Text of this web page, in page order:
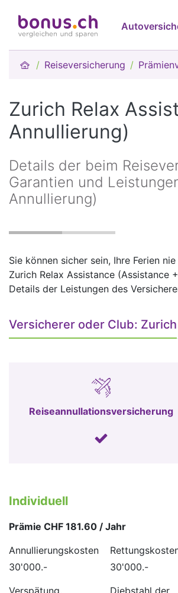
Reiseversicherung
Zurich Relax
Annullierung)
Details der beim
Garantien und
Annullierung)
Sie können sicher sein, Ihre Ferien
Zurich Relax Assistance (Assistance
Details der Leistungen des
Versicherer oder Club: Zurich
Reiseannullationsversicherung
Individuell
Prämie CHF 181.60 / Jahr
Annullierungskosten
30'000.-
30'000.-
Verspätung,
Diebstahl der